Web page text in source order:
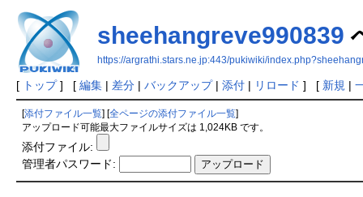
sheehangreve990839
https://argrathi.stars.ne.jp:443/pukiwiki/
[ トップ] [ 編集| 差分| バックアップ| 添付| リロード ] [ 新規 |
添付ファイル一覧 全ページの添付ファイル一覧
アップロード可能最大ファイルサイズは 1,024KB です。
添付ファイル:
管理者パスワード: